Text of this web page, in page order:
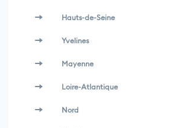
Hauts-de-Seine
Yvelines
Mayenne
Loire-Atlantique
Nord